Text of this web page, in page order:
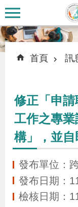
跳到主要內容區塊
認
識
本
訊
息
:::
::: 首頁 訊
修正「申
工作之專
構」，並自
發布單位：
發布日期：
檢核日期：